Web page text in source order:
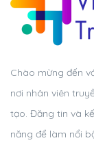
Chào mừng đến
nơi nhân viên
tạo. Đăng tin và
năng để làm nổi